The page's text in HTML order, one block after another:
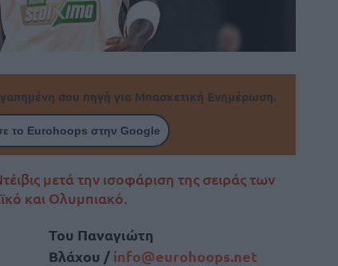
σου πηγή για Μπασκετική Ενημέρωση.
το Eurohoops στην Google
μετά την ισοφάριση της σειράς των
και Ολυμπιακό.
Του Παναγιώτη
Βλάχου /info@eurohoops.net